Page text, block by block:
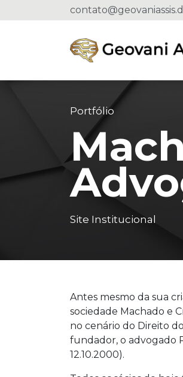
Portfólio
Site Institucional
Antes mesmo da sua
sociedade Machado e
no cenário do Direito
fundador, o advogado
12.10.2000).